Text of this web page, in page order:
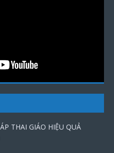
THAI GIÁO HIỆU QUẢ